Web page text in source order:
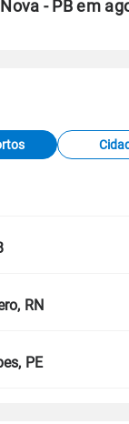
- PB em
RN
PE